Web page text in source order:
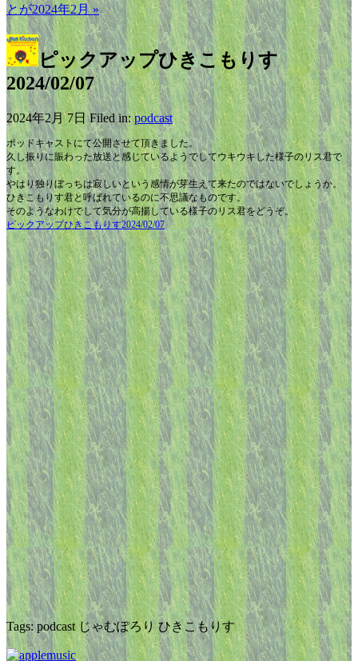
とが2024年2月 »
ピックアップひきこもりす
2024/02/07
2024年2月 7日 Filed in:podcast
ポッドキャストにて公開させて頂きました。
久し振りに賑わった放送と感じているようでしてウキウキした様子のリス君で
す。
やはり独りぼっちは寂しいという感情が芽生えて来たのではないでしょうか。
ひきこもりす君と呼ばれているのに不思議なものです。
そのようなわけでして気分が高揚している様子のリス君をどうぞ。
ピックアップひきこもりす2024/02/07
Tags: podcast じゃむぽろり ひきこもりす